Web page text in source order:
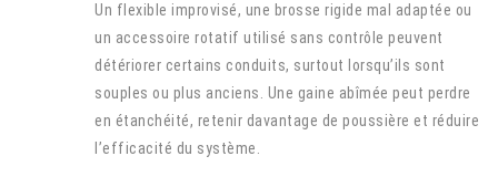
Un flexible improvisé, une brosse rigide mal adaptée ou
un accessoire rotatif utilisé sans contrôle peuvent
détériorer certains conduits, surtout lorsqu’ils sont
souples ou plus anciens. Une gaine abîmée peut perdre
en étanchéité, retenir davantage de poussière et réduire
l’efficacité du système.